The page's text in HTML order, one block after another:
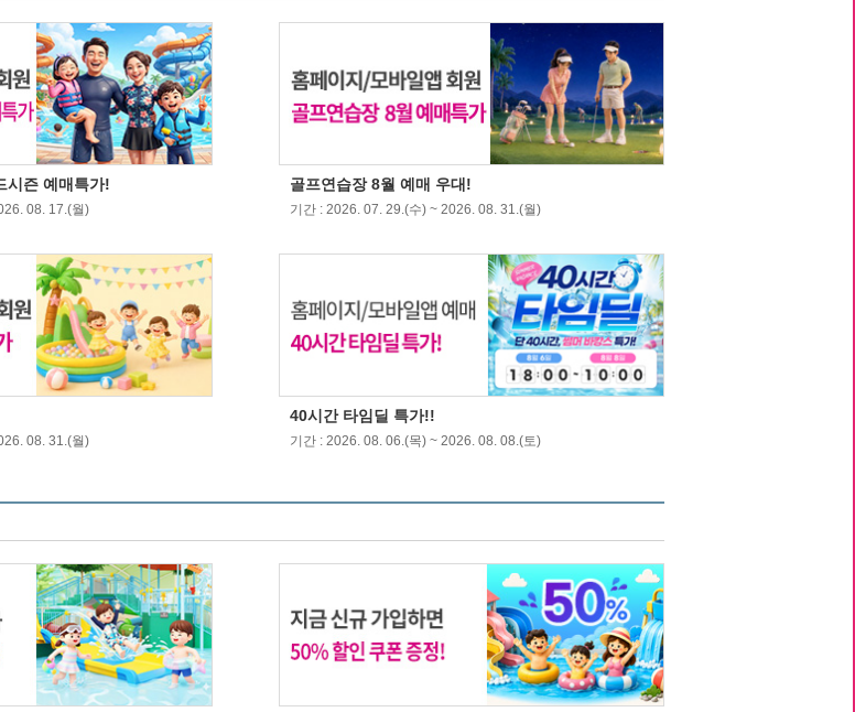
시즌 예매특가!
08. 17.(월)
골프연습장 8월 예매 우대!
기간 : 2026. 07. 29.(수) ~ 2026. 08. 31.(월)
08. 31.(월)
40시간 타임딜 특가!!
기간 : 2026. 08. 06.(목) ~ 2026. 08. 08.(토)